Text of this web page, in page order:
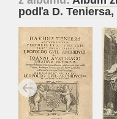
podľa D. Teniersa,